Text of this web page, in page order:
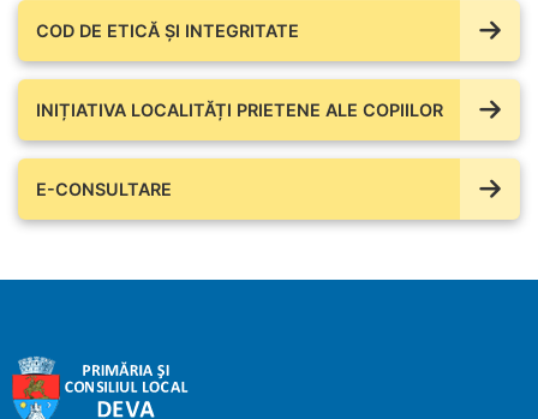
COD DE ETICĂ ȘI INTEGRITATE
INIȚIATIVA LOCALITĂȚI PRIETENE ALE COPIILOR
E-CONSULTARE